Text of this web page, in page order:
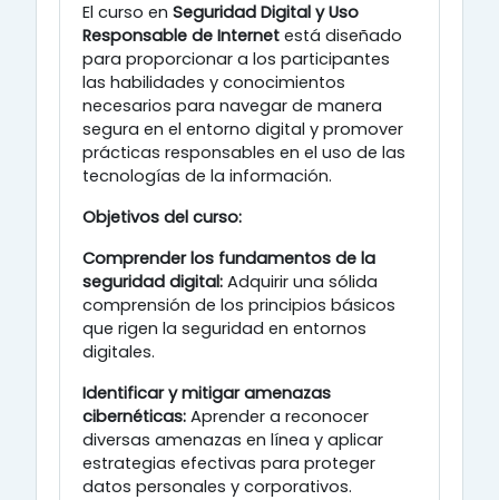
El curso en Seguridad Digital y Uso
Responsable de Internet está diseñado
para proporcionar a los participantes
las habilidades y conocimientos
necesarios para navegar de manera
segura en el entorno digital y promover
prácticas responsables en el uso de las
tecnologías de la información.
Objetivos del curso:
Comprender los fundamentos de la
seguridad digital: Adquirir una sólida
comprensión de los principios básicos
que rigen la seguridad en entornos
digitales. ​
Identificar y mitigar amenazas
cibernéticas: Aprender a reconocer
diversas amenazas en línea y aplicar
estrategias efectivas para proteger
datos personales y corporativos. ​